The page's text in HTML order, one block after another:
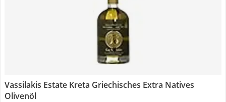
Vassilakis Estate Kreta Griechisches Extra Natives
Olivenöl